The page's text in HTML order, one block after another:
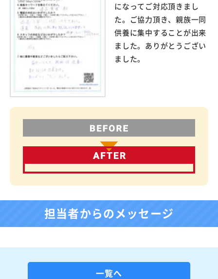
になってご対応頂きまし
た。ご協力頂き、親族一同
供養に集中することが出来
ました。ありがとうござい
ました。
担当者からのメッセージ
一覧へ